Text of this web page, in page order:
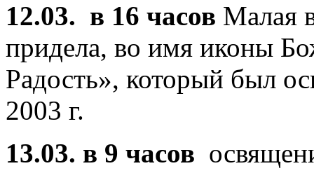
12.03. в 16 часов Малая
придела, во имя иконы
Радость», который был
2003 г.
13.03. в 9 часов